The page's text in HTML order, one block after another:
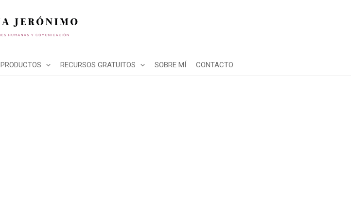
PRODUCTOS RECURSOS GRATUITOS SOBRE MÍ CONTACTO